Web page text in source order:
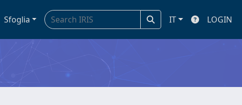
Sfoglia IT LOGIN